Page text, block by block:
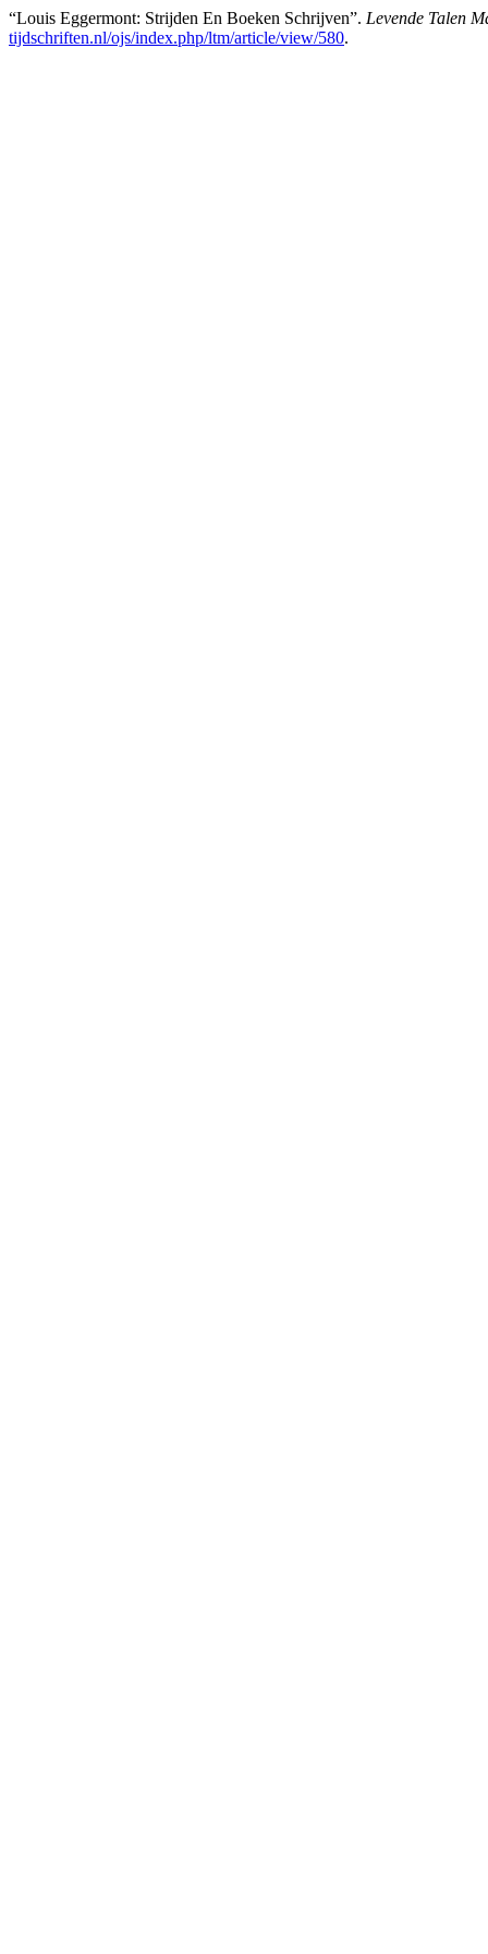
“Louis Eggermont: Strijden En Boeken Schrijven”. Levende Talen
tijdschriften.nl/ojs/index.php/ltm/article/view/580.